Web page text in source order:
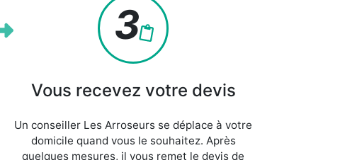
3
Vous recevez votre devis
Un conseiller Les Arroseurs se déplace à votre
domicile quand vous le souhaitez. Après
quelques mesures, il vous remet le devis de